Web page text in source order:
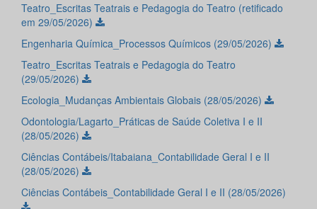
Teatro_Escritas Teatrais e Pedagogia do Teatro (retificado
em 29/05/2026)
Engenharia Química_Processos Químicos (29/05/2026)
Teatro_Escritas Teatrais e Pedagogia do Teatro
(29/05/2026)
Ecologia_Mudanças Ambientais Globais (28/05/2026)
Odontologia/Lagarto_Práticas de Saúde Coletiva I e II
(28/05/2026)
Ciências Contábeis/Itabaiana_Contabilidade Geral I e II
(28/05/2026)
Ciências Contábeis_Contabilidade Geral I e II (28/05/2026)